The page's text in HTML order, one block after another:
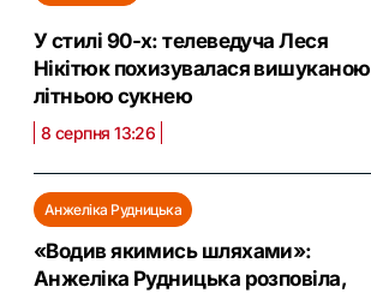
У стилі 90-х: телеведуча Леся
Нікітюк похизувалася вишуканою
літньою сукнею
8 серпня 13:26
Анжеліка Рудницька
«Водив якимись шляхами»:
Анжеліка Рудницька розповіла,